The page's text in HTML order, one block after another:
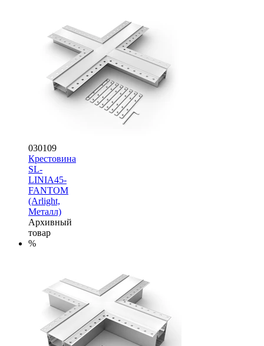
030109
Крестовина
SL-
LINIA45-
FANTOM
(Arlight,
Металл)
Архивный
товар
%